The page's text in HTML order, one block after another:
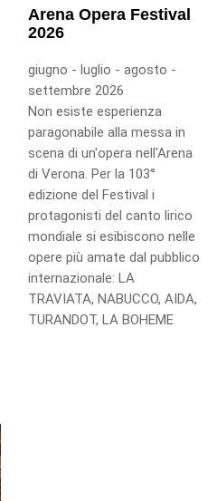
Arena Opera Festival
2026
giugno - luglio - agosto -
settembre 2026
Non esiste esperienza
paragonabile alla messa in
scena di un'opera nell'Arena
di Verona. Per la 103°
edizione del Festival i
protagonisti del canto lirico
mondiale si esibiscono nelle
opere più amate dal pubblico
internazionale: LA
TRAVIATA, NABUCCO, AIDA,
TURANDOT, LA BOHEME